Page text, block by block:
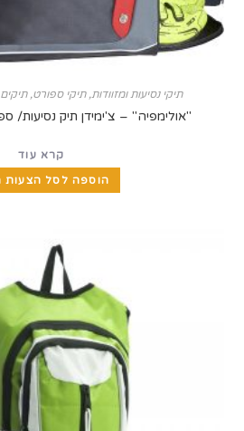
נסיעות ומזוודות,תיקי ספורט,תיקים, תיקי SWISS ומזוודות
– צ'ימידן תיק נסיעות/ ספורט, עם תא
הוספה לסל הצעות מחיר